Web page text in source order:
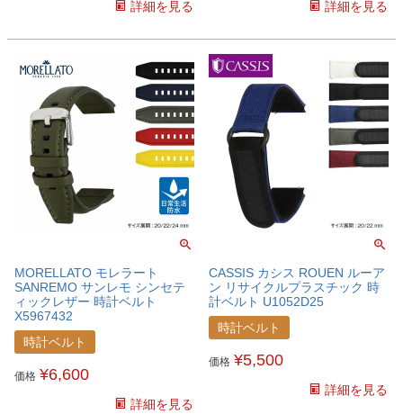
詳細を見る 詳細を見る
MORELLATO モレラート
SANREMO サンレモ シンセテ
ィックレザー 時計ベルト
X5967432
時計ベルト
価格 ¥6,600
詳細を見る
CASSIS カシス ROUEN ルーア
ン リサイクルプラスチック 時
計ベルト U1052D25
時計ベルト
価格 ¥5,500
詳細を見る